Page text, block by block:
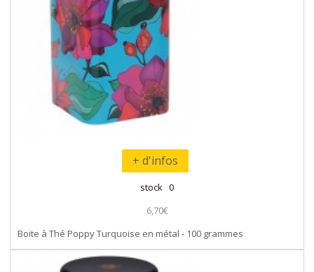
+ d'infos
stock 0
6,70€
Boite à Thé Poppy Turquoise en métal - 100 grammes